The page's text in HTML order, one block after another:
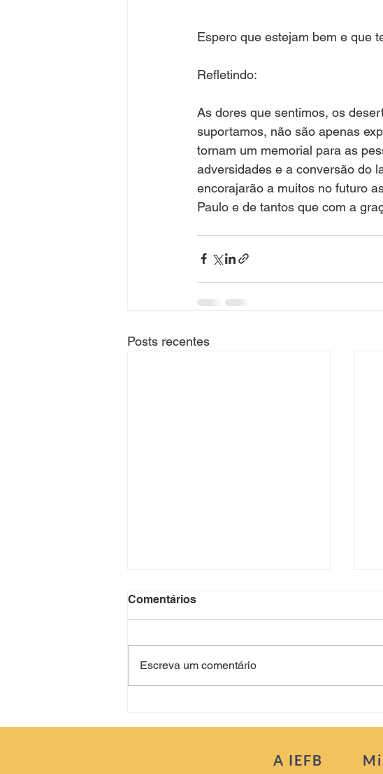
Espero que estejam bem e que
Refletindo:
As dores que sentimos, os
suportamos, não são apenas
tornam um memorial para as
adversidades e a conversão do
encorajarão a muitos no futuro
Paulo e de tantos que com a
Posts recentes
Refletindo
Comentários
Escreva um comentário
A IEFB